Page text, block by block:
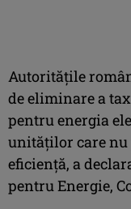
Autorităţile
de eliminare a
pentru energia
unităţilor care nu
eficienţă, a
pentru Energie,